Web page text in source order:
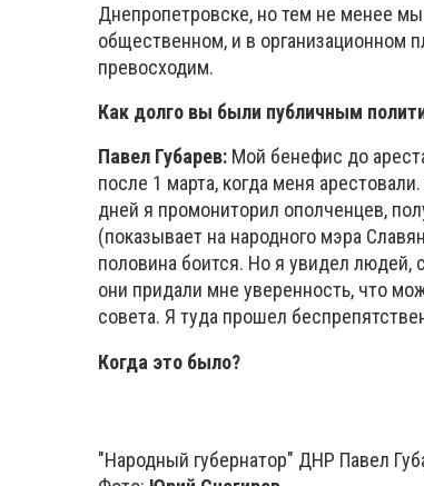
Днепропетровске, но тем не менее
общественном, и в
превосходим.
Как долго вы были публичным
Павел Губарев: Мой бенефис до
после 1 марта, когда меня
дней я промониторил ополченцев,
(показывает на народного мэра
половина боится. Но я увидел
они придали мне уверенность, что
совета. Я туда прошел
Когда это было?
"Народный губернатор" ДНР Павел